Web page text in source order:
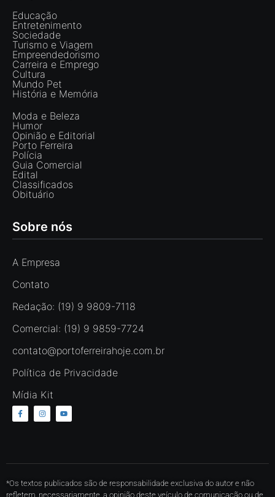
Educação
Entretenimento
Sociedade
Turismo e Viagem
Empreendedorismo
Carreira e Emprego
Cultura
Mundo Pet
História e Memória
Moda e Beleza
Humor
Opinião e Editorial
Porto Ferreira
Polícia
Guia Comercial
Edital
Classificados
Obituário
Sobre nós
A Empresa
Contato
Redação: (19) 9 9809-7118
Comercial: (19) 9 9859-7724
contato@portoferreirahoje.com.br
Política de Privacidade
Mídia Kit
*Os textos publicados são de responsabilidade exclusiva do autor e não
refletem, necessariamente, a opinião deste veículo de comunicação ou de